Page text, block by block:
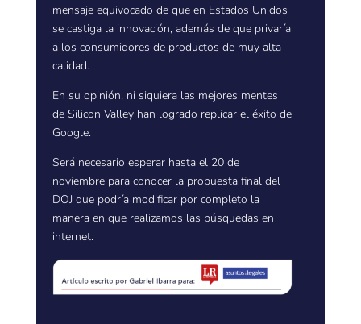
mensaje equivocado de que en Estados Unidos
se castiga la innovación, además de que privaría
a los consumidores de productos de muy alta
calidad.
En su opinión, ni siquiera las mejores mentes
de Silicon Valley han logrado replicar el éxito de
Google.
Será necesario esperar hasta el 20 de
noviembre para conocer la propuesta final del
DOJ que podría modificar por completo la
manera en que realizamos las búsquedas en
internet.